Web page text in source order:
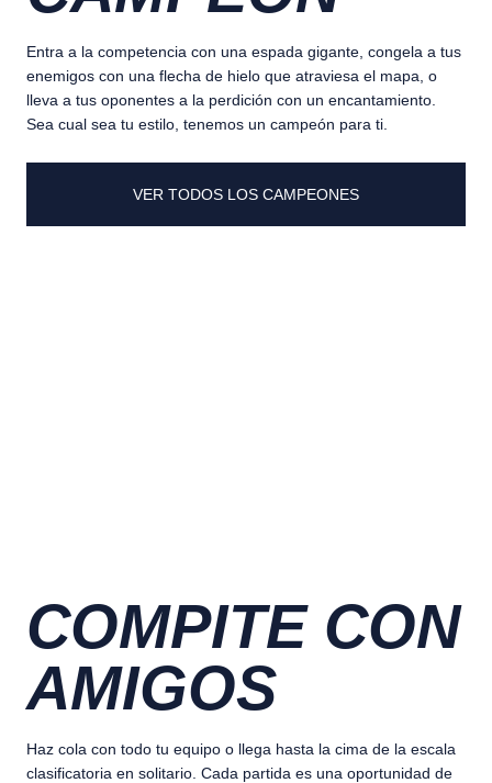
Entra a la competencia con una espada gigante, congela a tus
enemigos con una flecha de hielo que atraviesa el mapa, o
lleva a tus oponentes a la perdición con un encantamiento.
Sea cual sea tu estilo, tenemos un campeón para ti.
VER TODOS LOS CAMPEONES
COMPITE CON
AMIGOS
Haz cola con todo tu equipo o llega hasta la cima de la escala
clasificatoria en solitario. Cada partida es una oportunidad de